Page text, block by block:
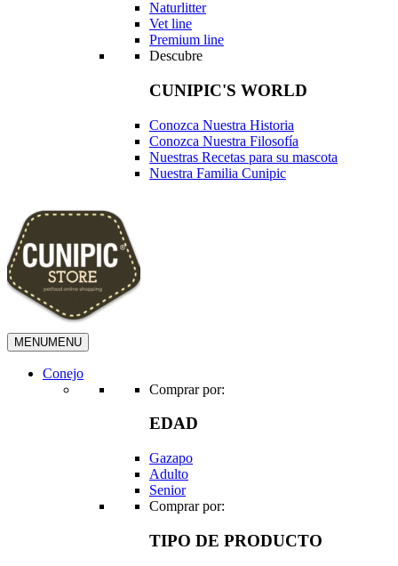
Naturlitter
Vet line
Premium line
Descubre
CUNIPIC'S WORLD
Conozca Nuestra Historia
Conozca Nuestra Filosofía
Nuestras Recetas para su mascota
Nuestra Familia Cunipic
MENUMENU
Conejo
Comprar por:
EDAD
Gazapo
Adulto
Senior
Comprar por:
TIPO DE PRODUCTO